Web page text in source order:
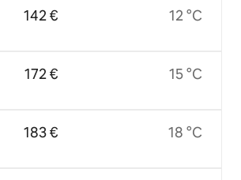
142 €
172 €
183 €
12 °C
15 °C
18 °C